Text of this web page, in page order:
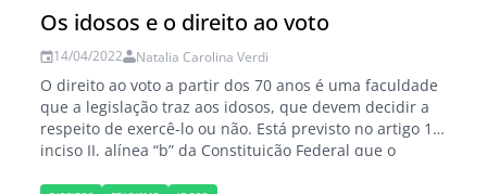
colecionava pôsteres…
Os idosos e o direito ao voto
14/04/2022 Natalia Carolina Verdi
O direito ao voto a partir dos 70 anos é uma faculdade
que a legislação traz aos idosos, que devem decidir a
respeito de exercê-lo ou não. Está previsto no artigo 14,
inciso II, alínea “b” da Constituição Federal que o